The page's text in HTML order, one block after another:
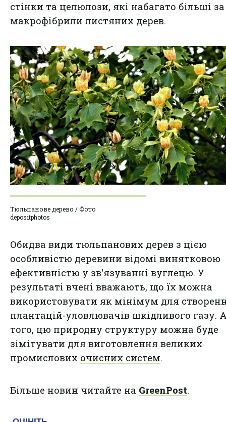
стінки та целюлози, які набагато більші за
макрофібрили листяних дерев.
Тюльпанове дерево / Фото
depositphotos
Обидва види тюльпанових дерев з цією
особливістю деревини відомі винятковою
ефективністю у зв'язуванні вуглецю. У
результаті вчені вважають, що їх можна
використовувати як мінімум для
плантацій-уловлювачів шкідливого газу.
того, цю природну структуру можна буде
зімітувати для виготовлення великих
промислових очисних систем.
Більше новин читайте на GreenPost.